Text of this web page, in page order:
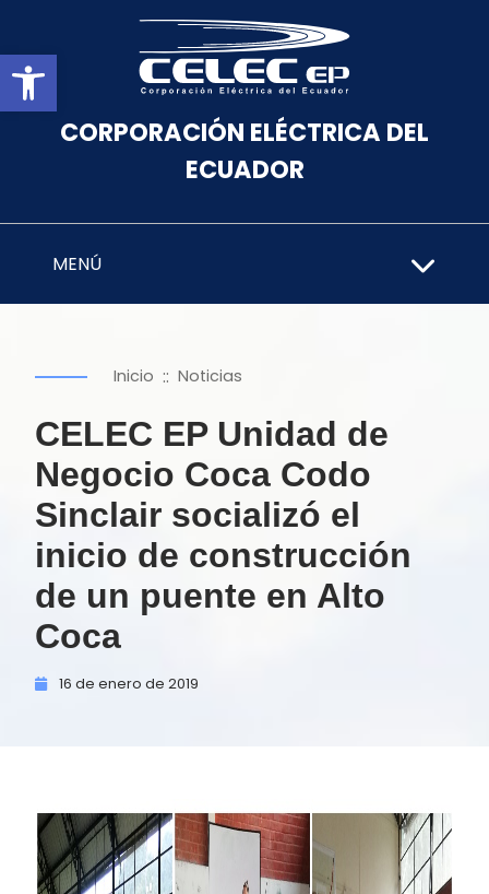
Abrir barra de herramientas
CORPORACIÓN ELÉCTRICA DEL
ECUADOR
MENÚ
Inicio :: Noticias
CELEC EP Unidad de
Negocio Coca Codo
Sinclair socializó el
inicio de construcción
de un puente en Alto
Coca
16 de enero de 2019